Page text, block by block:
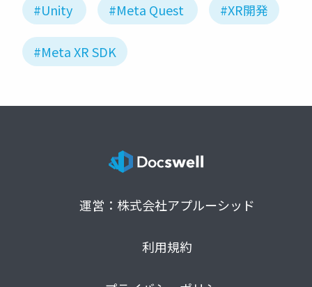
#Unity #Meta Quest #XR開発
#Meta XR SDK
運営：株式会社アプルーシッド
利用規約